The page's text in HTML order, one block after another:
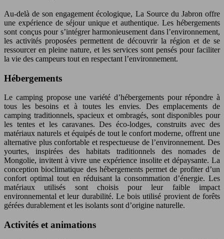
Au-delà de son engagement écologique, La Source du Jabron offre
une expérience de séjour unique et authentique. Les hébergements
sont conçus pour s’intégrer harmonieusement dans l’environnement,
les activités proposées permettent de découvrir la région et de se
ressourcer en pleine nature, et les services sont pensés pour faciliter
la vie des campeurs tout en respectant l’environnement.
Hébergements
Le camping propose une variété d’hébergements pour répondre à
tous les besoins et à toutes les envies. Des emplacements de
camping traditionnels, spacieux et ombragés, sont disponibles pour
les tentes et les caravanes. Des éco-lodges, construits avec des
matériaux naturels et équipés de tout le confort moderne, offrent une
alternative plus confortable et respectueuse de l’environnement. Des
yourtes, inspirées des habitats traditionnels des nomades de
Mongolie, invitent à vivre une expérience insolite et dépaysante. La
conception bioclimatique des hébergements permet de profiter d’un
confort optimal tout en réduisant la consommation d’énergie. Les
matériaux utilisés sont choisis pour leur faible impact
environnemental et leur durabilité. Le bois utilisé provient de forêts
gérées durablement et les isolants sont d’origine naturelle.
Activités et animations